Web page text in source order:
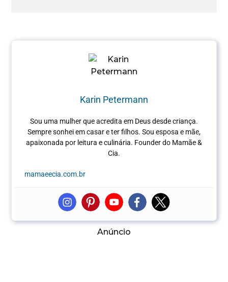
Karin Petermann
Sou uma mulher que acredita em Deus desde criança.
Sempre sonhei em casar e ter filhos. Sou esposa e mãe,
apaixonada por leitura e culinária. Founder do Mamãe &
Cia.
mamaeecia.com.br
Anúncio